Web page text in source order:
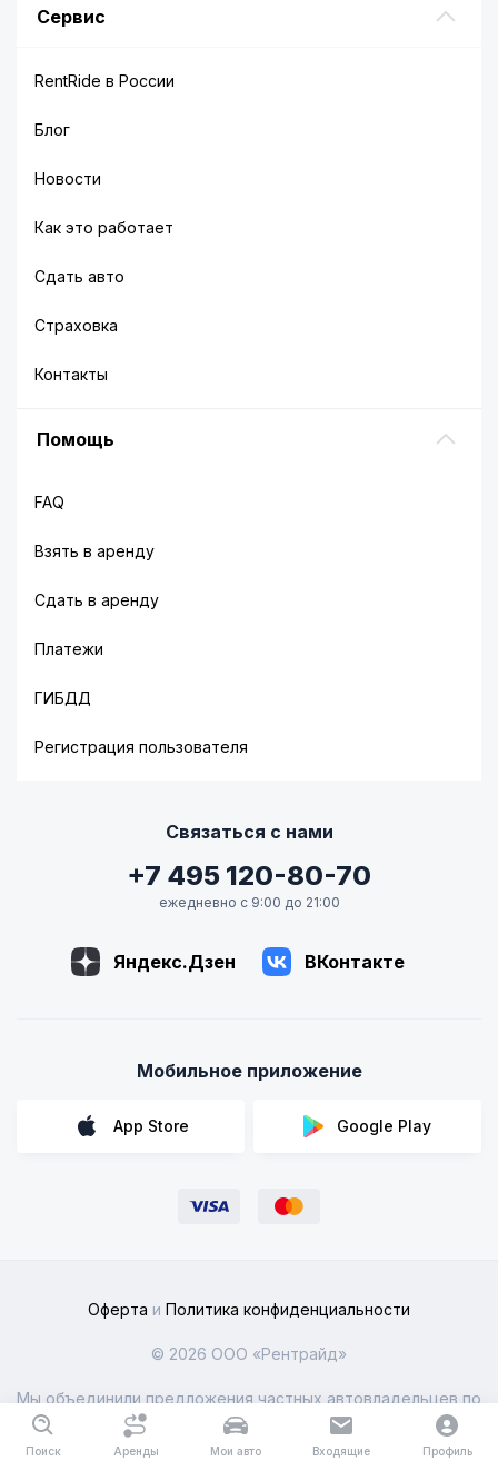
Сервис
RentRide в России
Блог
Новости
Как это работает
Сдать авто
Страховка
Контакты
Помощь
FAQ
Взять в аренду
Сдать в аренду
Платежи
ГИБДД
Регистрация пользователя
Связаться с нами
+7 495 120-80-70
ежедневно с 9:00 до 21:00
Яндекс.Дзен ВКонтакте
Мобильное приложение
App Store Google Play
Оферта и Политика конфиденциальности
© 2026 ООО «Рентрайд»
Мы объединили предложения частных автовладельцев по
всей России
Поиск Аренды Мои авто Входящие Профиль